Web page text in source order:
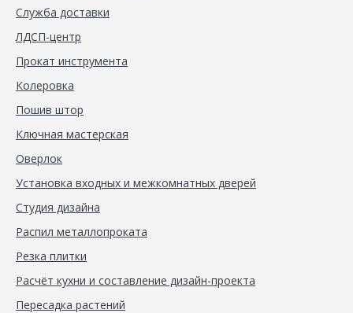
Служба доставки
ЛДСП-центр
Прокат инструмента
Колеровка
Пошив штор
Ключная мастерская
Оверлок
Установка входных и межкомнатных дверей
Студия дизайна
Распил металлопроката
Резка плитки
Расчёт кухни и составление дизайн-проекта
Пересадка растений